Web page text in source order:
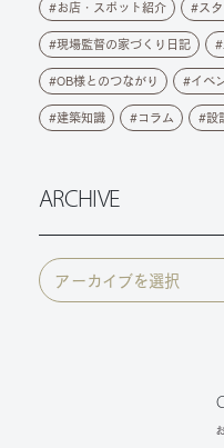
お店・スポット紹介 ス
現場監督の家づくり日記
OB様とのつながり イベ
建築知識 コラム 設
ARCHIVE